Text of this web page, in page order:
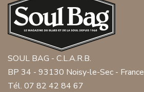
SOUL BAG - C.L.A.R.B.
BP 34 - 93130 Noisy-le-Sec - France
Tél. 07 82 42 84 67